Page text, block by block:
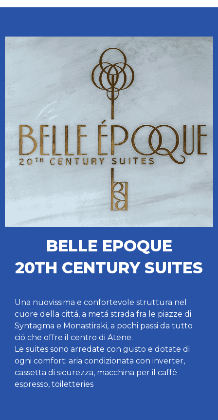
BELLE EPOQUE
20TH CENTURY SUITES
Una nuovissima e confortevole struttura nel
cuore della cittá, a metá strada fra le piazze di
Syntagma e Monastiraki, a pochi passi da tutto
ció che offre il centro di Atene.
Le suites sono arredate con gusto e dotate di
ogni comfort: aria condizionata con inverter,
cassetta di sicurezza, macchina per il caffè
espresso, toiletteries